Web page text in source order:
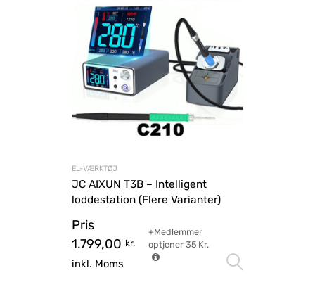
EL-VÆRKTØJ
JC AIXUN T3B – Intelligent
loddestation (Flere Varianter)
Pris
1.799,00 kr.
inkl. Moms
+Medlemmer
optjener 35Kr.